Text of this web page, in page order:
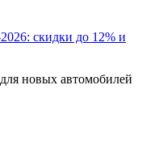
скидки до 12% и
новых автомобилей